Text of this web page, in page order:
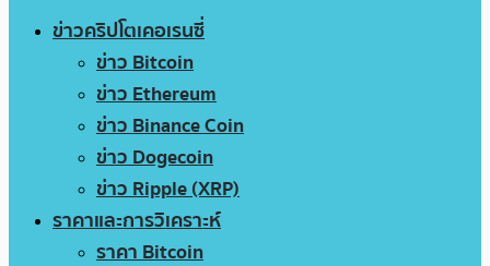
ข่าวคริปโตเคอเรนซี่
ข่าว Bitcoin
ข่าว Ethereum
ข่าว Binance Coin
ข่าว Dogecoin
ข่าว Ripple (XRP)
ราคาและการวิเคราะห์
ราคา Bitcoin